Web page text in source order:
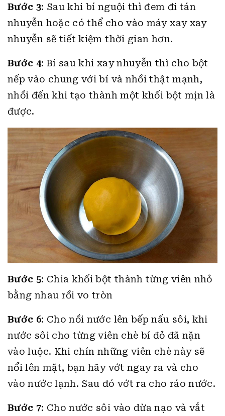
Bước 3: Sau khi bí nguội thì đem đi tán
nhuyễn hoặc có thể cho vào máy xay xay
nhuyễn sẽ tiết kiệm thời gian hơn.
Bước 4: Bí sau khi xay nhuyễn thì cho bột
nếp vào chung với bí và nhồi thật mạnh,
nhồi đến khi tạo thành một khối bột mịn là
được.
Bước 5: Chia khối bột thành từng viên nhỏ
bằng nhau rồi vo tròn
Bước 6: Cho nồi nước lên bếp nấu sôi, khi
nước sôi cho từng viên chè bí đỏ đã nặn
vào luộc. Khi chín những viên chè này sẽ
nổi lên mặt, bạn hãy vớt ngay ra và cho
vào nước lạnh. Sau đó vớt ra cho ráo nước.
Bước 7: Cho nước sôi vào dừa nạo và vắt